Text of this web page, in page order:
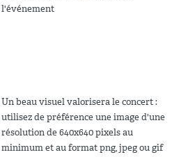
l'événement
Un beau visuel valorisera le concert :
utilisez de préférence une image d'une
résolution de 640x640 pixels au
minimum et au format png, jpeg ou gif